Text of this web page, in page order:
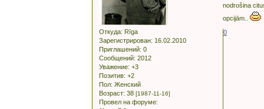
Откуда: Rīga
Зарегистрирован: 16.02.2010
Приглашений: 0
Сообщений: 2012
Уважение: +3
Позитив: +2
Пол: Женский
Возраст: 38 [1987-11-16]
Провел на форуме:
nodrošina
opcijām..
0